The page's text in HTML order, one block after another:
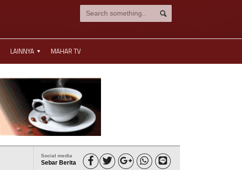
LAINNYA MAHAR TV
Social media
Sebar Berita     